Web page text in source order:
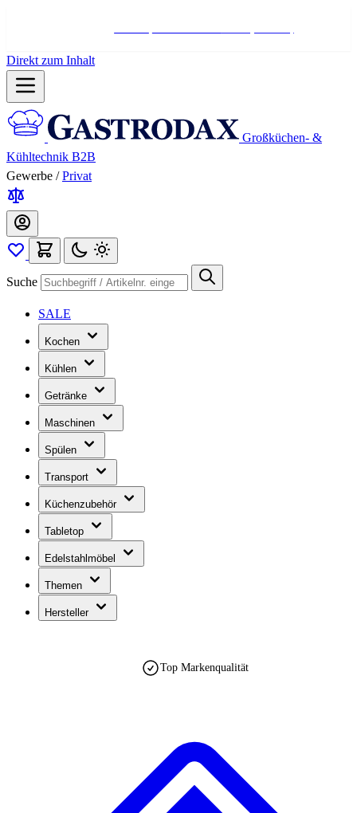
Direkt zum Inhalt
Großküchen- &
Kühltechnik B2B
Gewerbe / Privat
Suche
SALE
Kochen
Kühlen
Getränke
Maschinen
Spülen
Transport
Küchenzubehör
Tabletop
Edelstahlmöbel
Themen
Hersteller
Top Markenqualität